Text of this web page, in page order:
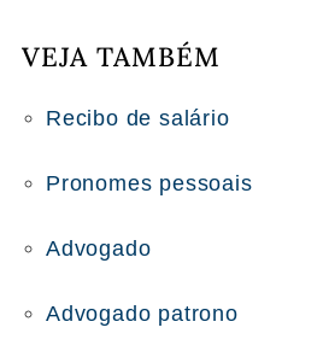
VEJA TAMBÉM
Recibo de salário
Pronomes pessoais
Advogado
Advogado patrono